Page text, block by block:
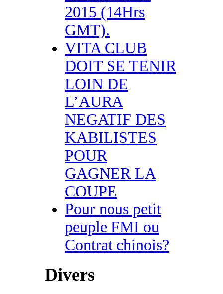
2015 (14Hrs
GMT).
VITA CLUB
DOIT SE TENIR
LOIN DE
L’AURA
NEGATIF DES
KABILISTES
POUR
GAGNER LA
COUPE
Pour nous petit
peuple FMI ou
Contrat chinois?
Divers